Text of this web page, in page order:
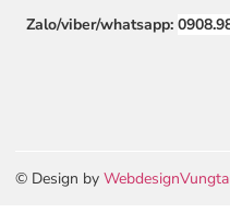
Zalo/viber/whatsapp:
© Design by